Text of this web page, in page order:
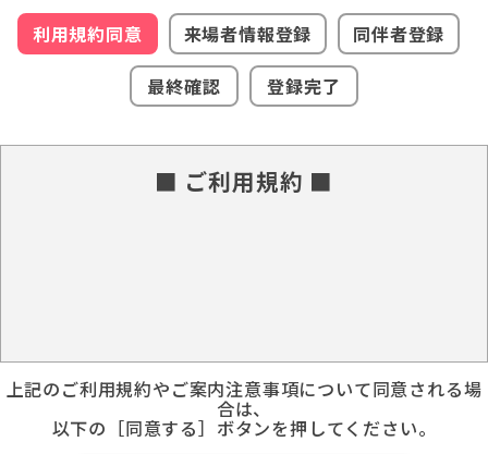
利用規約同意 来場者情報登録
同伴者登録
最終確認
登録完了
■ ご利用規約 ■
上記のご利用規約やご案内注意事項について同意される場
合は、
以下の［同意する］ボタンを押してください。